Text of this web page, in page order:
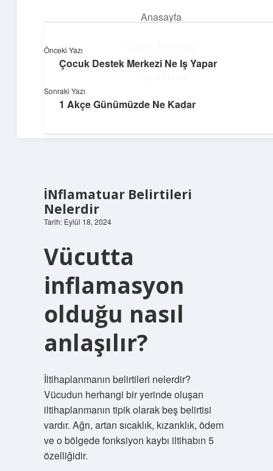
Anasayfa
Hakkımızda
Deniz Esintisi Hikayeler
Dalgalardan ilham alan neşeli bilgiler!
İNflamatuar Belirtileri
Nelerdir
Tarih: Eylül 18, 2024
Vücutta
inflamasyon
olduğu nasıl
anlaşılır?
İltihaplanmanın belirtileri nelerdir?
Vücudun herhangi bir yerinde oluşan
iltihaplanmanın tipik olarak beş belirtisi
vardır. Ağrı, artan sıcaklık, kızarıklık, ödem
ve o bölgede fonksiyon kaybı iltihabın 5
özelliğidir.
Önceki Yazı
Çocuk Destek Merkezi Ne Iş Yapar
Sonraki Yazı
1 Akçe Günümüzde Ne Kadar